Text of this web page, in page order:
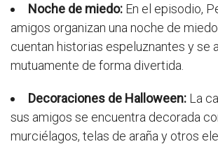
Noche de miedo: En el episodio,
amigos organizan una noche de
cuentan historias espeluznantes y se
mutuamente de forma divertida.
Decoraciones de Halloween: La
sus amigos se encuentra decorada
murciélagos, telas de araña y otros